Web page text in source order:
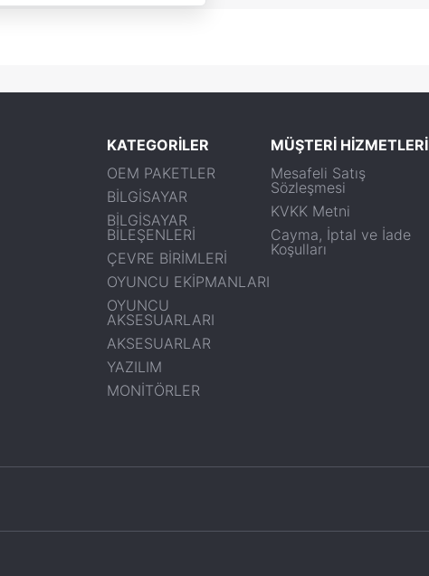
KATEGORİLER
OEM PAKETLER
BİLGİSAYAR
BİLGİSAYAR
BİLEŞENLERİ
ÇEVRE BİRİMLERİ
OYUNCU EKİPMANLARI
OYUNCU
AKSESUARLARI
AKSESUARLAR
YAZILIM
MONİTÖRLER
MÜŞTERİ HİZMETLERİ
Mesafeli Satış
Sözleşmesi
KVKK Metni
Cayma, İptal ve İade
Koşulları